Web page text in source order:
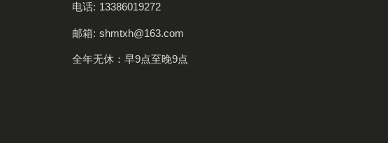
电话: 13386019272
邮箱: shmtxh@163.com
全年无休：早9点至晚9点